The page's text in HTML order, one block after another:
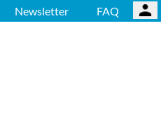
Newsletter FAQ